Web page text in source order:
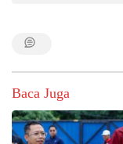
Baca Juga